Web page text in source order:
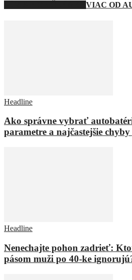
VIAC OD
Headline
Ako správne vybrať
parametre a najčastejšie
Headline
Nenechajte pohon zadrieť:
pásom muži po 40-ke